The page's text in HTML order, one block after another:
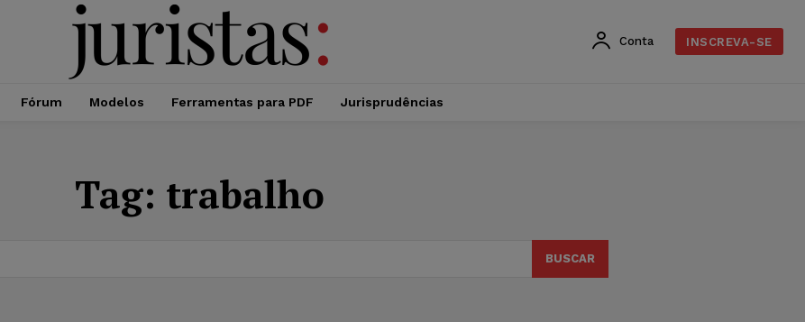
Conta INSCREVA-SE
Fórum Modelos Ferramentas para PDF Jurisprudências
Tag: trabalho
BUSCAR